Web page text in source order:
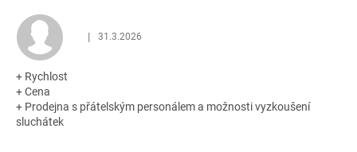
Hodnocení obchodu je 5 z 5 hvězdiček.
| 31.3.2026
+ Rychlost
+ Cena
+ Prodejna s přátelským personálem a možnosti vyzkoušení
sluchátek